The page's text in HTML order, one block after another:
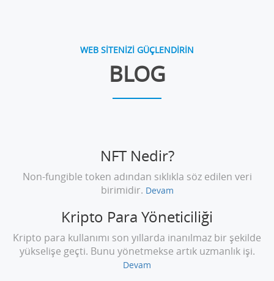
WEB SİTENİZİ GÜÇLENDİRİN
BLOG
NFT Nedir?
Non-fungible token adından sıklıkla söz edilen veri
birimidir. Devam
Kripto Para Yöneticiliği
Kripto para kullanımı son yıllarda inanılmaz bir şekilde
yükselişe geçti. Bunu yönetmekse artık uzmanlık işi.
Devam